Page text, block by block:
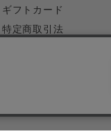
ギフトカード
特定商取引法